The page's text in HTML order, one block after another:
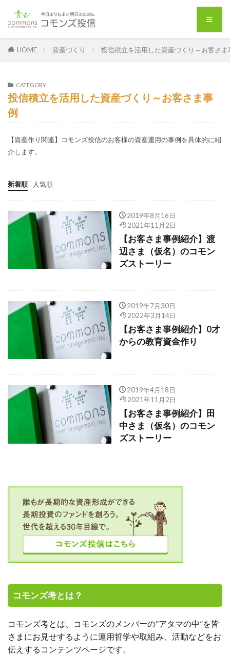
HOME 資産づくり 投信積立を活用した資産づくり～お客さま
CATEGORY
投信積立を活用した資産づくり～お客さま事
例
【資産作り関連】コモンズ投信のお客様の資産運用の事例を具体的に紹
介します。
新着順 人気順
2019年8月16日
2021年11月2日
【お客さま事例紹介】渡
辺さま（仮名）のコモン
ズストーリー
2019年7月30日
2022年3月14日
【お客さま事例紹介】0才
からの教育資金作り
2019年4月18日
2021年11月2日
【お客さま事例紹介】田
中さま（仮名）のコモン
ズストーリー
コモンズ考とは？
コモンズ考とは、コモンズのメンバーの”アタマの中”を皆
さまにお見せするように運用哲学や取組み、活動などをお
伝えするコンテンツページです。